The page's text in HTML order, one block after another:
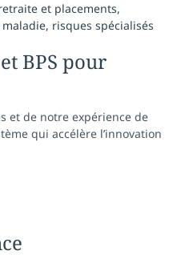
et placements,
risques spécialisés
BPS pour
et de notre expérience de
qui accélère l’innovation